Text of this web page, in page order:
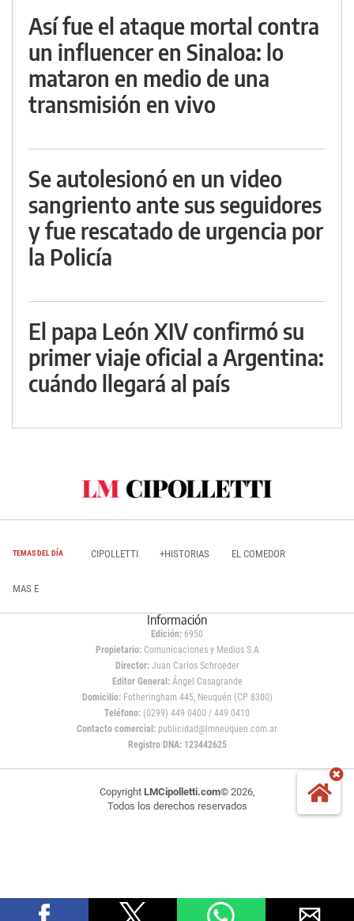
Así fue el ataque mortal contra
un influencer en Sinaloa: lo
mataron en medio de una
transmisión en vivo
Se autolesionó en un video
sangriento ante sus seguidores
y fue rescatado de urgencia por
la Policía
El papa León XIV confirmó su
primer viaje oficial a Argentina:
cuándo llegará al país
TEMAS DEL DÍA CIPOLLETTI +HISTORIAS EL COMEDOR
MAS E
Información
Edición: 6950
Propietario:Comunicaciones y Medios S.A
Director: Juan Carlos Schroeder
Editor General:Ángel Casagrande
Domicilio:Fotheringham 445, Neuquén (CP 8300)
Teléfono: (0299) 449 0400 / 449 0410
Contacto comercial: publicidad@lmneuquen.com.ar
Registro DNA: 123442625
Copyright LMCipolletti.com© 2026,
Todos los derechos reservados